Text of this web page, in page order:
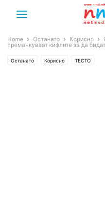
Home Останато Корисно
премачкуваат кифлите за да
Останато Корисно ТЕСТО